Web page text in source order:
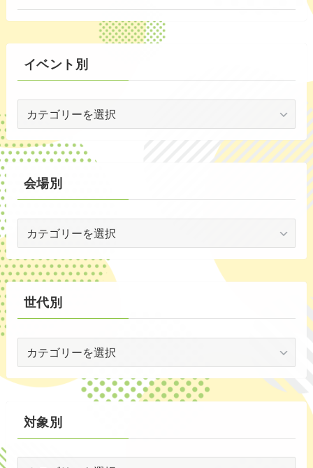
(19)
(1)
(5)
(29)
イベント別
ン
ト
別
会場別
別
世代別
別
対象別